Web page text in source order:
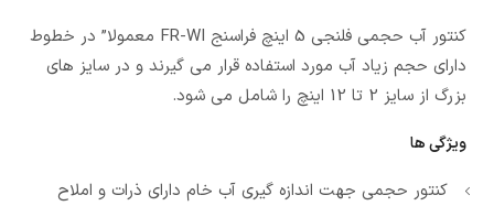
کنتور آب حجمی فلنجی 5 اینچ فراسنج FR-WI معمولا” در خطوط
دارای حجم زیاد آب مورد استفاده قرار می گیرند و در سایز های
بزرگ از سایز 2 تا 12 اینچ را شامل می شود.
ویژگی ها
کنتور حجمی جهت اندازه گیری آب خام دارای ذرات و املاح